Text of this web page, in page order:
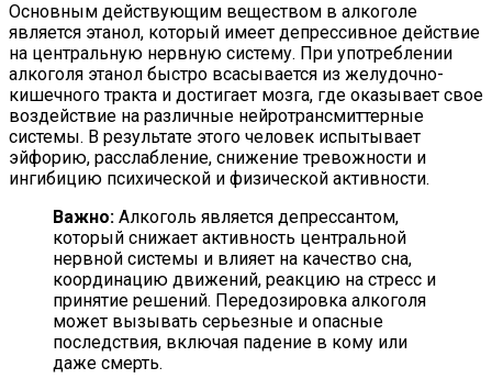
Основным действующим веществом в алкоголе
является этанол, который имеет депрессивное действие
на центральную нервную систему. При употреблении
алкоголя этанол быстро всасывается из желудочно-
кишечного тракта и достигает мозга, где оказывает свое
воздействие на различные нейротрансмиттерные
системы. В результате этого человек испытывает
эйфорию, расслабление, снижение тревожности и
ингибицию психической и физической активности.
Важно: Алкоголь является депрессантом,
который снижает активность центральной
нервной системы и влияет на качество сна,
координацию движений, реакцию на стресс и
принятие решений. Передозировка алкоголя
может вызывать серьезные и опасные
последствия, включая падение в кому или
даже смерть.